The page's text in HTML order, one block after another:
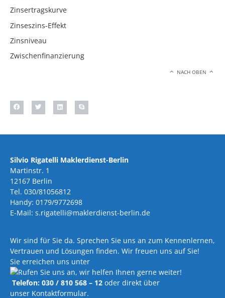
Zinsertragskurve
Zinseszins-Effekt
Zinsniveau
Zwischenfinanzierung
NACH OBEN
Silvio Rigatelli Maklerdienst-Berlin
Martinstr. 1
12167 Berlin
Tel. 030/81056812
Handy: 0179/9772698
E-Mail: s.rigatelli@maklerdienst-berlin.de
Wir sind für Sie da. Sprechen Sie uns an zum Kennenlernen,
Vertrauen und Lösungen finden. Wir freuen uns auf Sie!
Sie erreichen uns unter
Telefon: 030 / 810 568 – 12 oder direkt über
unser Kontaktformular.